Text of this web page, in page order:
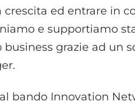
crescita ed entrare in
e supportiamo
business grazie ad un
bando Innovation